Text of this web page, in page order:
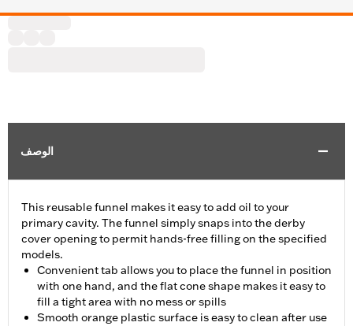
الوصف
This reusable funnel makes it easy to add oil to your
primary cavity. The funnel simply snaps into the derby
cover opening to permit hands-free filling on the specified
models.
Convenient tab allows you to place the funnel in position
with one hand, and the flat cone shape makes it easy to
fill a tight area with no mess or spills
Smooth orange plastic surface is easy to clean after use